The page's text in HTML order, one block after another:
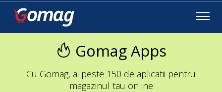
Gomag Apps
Cu Gomag, ai peste 150 de aplicatii pentru
magazinul tau online